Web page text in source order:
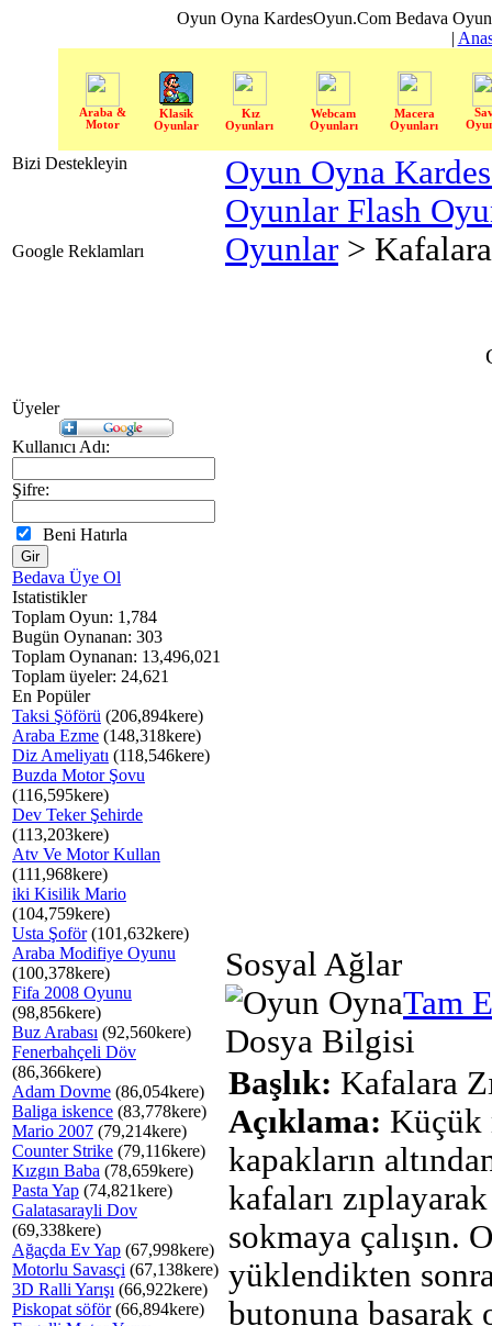
Oyun Oyna KardesOyun.Com Bedava
|
Araba &
Motor
Klasik
Oyunlar
Kız
Oyunları
Webcam
Oyunları
Macera
Oyunları
Bizi Destekleyin
Google Reklamları
Üyeler
Kullanıcı Adı:
Şifre:
Beni Hatırla
Bedava Üye Ol
Istatistikler
Toplam Oyun: 1,784
Bugün Oynanan: 303
Toplam Oynanan: 13,496,021
Toplam üyeler: 24,621
En Popüler
Taksi Şöförü (206,894kere)
Araba Ezme (148,318kere)
Diz Ameliyatı (118,546kere)
Buzda Motor Şovu
(116,595kere)
Dev Teker Şehirde
(113,203kere)
Atv Ve Motor Kullan
(111,968kere)
iki Kisilik Mario
(104,759kere)
Usta Şoför(101,632kere)
Araba Modifiye Oyunu
(100,378kere)
Fifa 2008 Oyunu
(98,856kere)
Buz Arabası (92,560kere)
Fenerbahçeli Döv
(86,366kere)
Adam Dovme (86,054kere)
Baliga iskence (83,778kere)
Mario 2007 (79,214kere)
Counter Strike (79,116kere)
Kızgın Baba (78,659kere)
Pasta Yap (74,821kere)
Galatasarayli Dov
(69,338kere)
Ağaçda Ev Yap (67,998kere)
Motorlu Savasçi (67,138kere)
3D Ralli Yarışı (66,922kere)
Piskopat söför(66,894kere)
Oyun Oyna
Oyunlar Flash
Oyunlar >
Sosyal Ağlar
Tam
Dosya Bilgisi
Başlık: Kafalara
Açıklama: Küçük
kapakların
kafaları
sokmaya çalışın.
yüklendikten
butonuna basarak